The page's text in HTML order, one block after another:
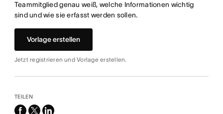
Teammitglied genau weiß, welche Informationen wichtig
sind und wie sie erfasst werden sollen.
Vorlage erstellen
Jetzt registrieren und Vorlage erstellen.
TEILEN
facebook
x-
linkedin